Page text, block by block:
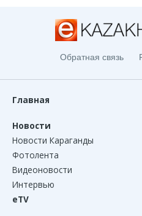
Обратная связь
Главная
Новости
Новости Караганды
Фотолента
Видеоновости
Интервью
eTV